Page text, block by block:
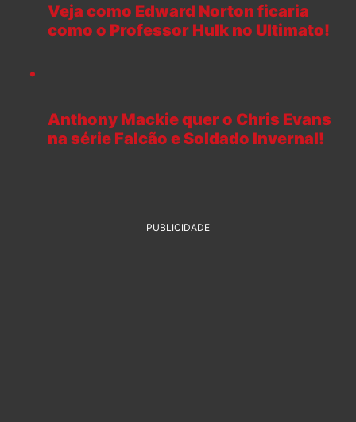
Veja como Edward Norton ficaria
como o Professor Hulk no Ultimato!
Anthony Mackie quer o Chris Evans
na série Falcão e Soldado Invernal!
PUBLICIDADE